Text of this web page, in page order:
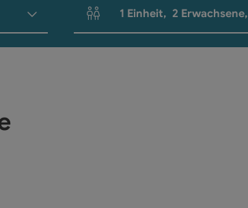
Einheitenanzahl und Personenfelder
1 Einheit, 2 Erwachsene,